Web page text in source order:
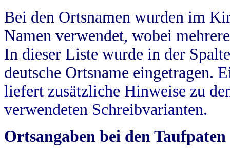
Bei den Ortsnamen wurden im
Namen verwendet, wobei
In dieser Liste wurde in der
deutsche Ortsname eingetragen.
liefert zusätzliche Hinweise zu
verwendeten Schreibvarianten.
Ortsangaben bei den Taufpaten